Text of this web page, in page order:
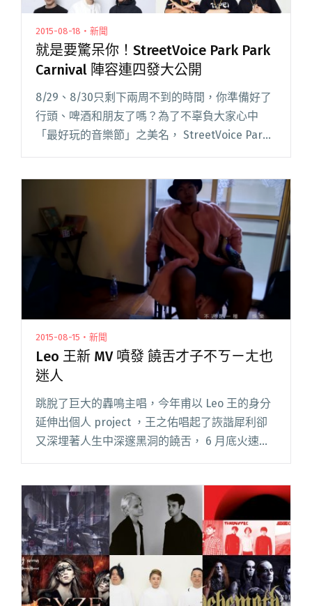
2015-08-18・新聞
就是要驚呆你！StreetVoice Park Park
Carnival 陣容連四發大公開
8/29、8/30只剩下兩周不到的時間，你準備好了
行頭、啤酒和朋友了嗎？為了不辜負大家心中
「最好玩的音樂節」之美名， StreetVoice Park
Park Carnival 連續轟出四波演出陣容，要讓所有
要驚呆你！StreetVoice Park Park Carnival 陣容
連四發大公開"
2015-08-15・新聞
Leo 王新 MV 噴發 饒舌才子不ㄎㄧㄤ也
迷人
跳脫了巨大的轟鳴主唱，今年甫以 Leo 王的身分
延伸出個人 project ，王之佑唱起了詼諧犀利卻
又深埋著人生中深邃黑洞的饒舌， 6 月底火速先
全文 "Leo 王新 MV 噴發 饒舌才子不ㄎㄧㄤ也迷
人"